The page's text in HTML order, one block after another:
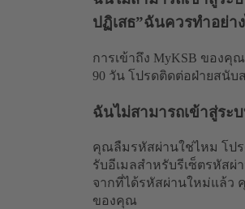
ปฏิเสธ”ฉันควรทำอย่า
การเข้าถึง MyKSB ของ
90 วัน โปรดติดต่อฝ่ายสนับ
ฉันไม่สามารถเข้าสู่ระ
คุณลืมรหัสผ่านใช่ไหม โปร
รับอีเมลสำหรับรีเซ็ตรหัสผ่
จากที่ได้รหัสผ่านใหม่แล้ว
ของคุณ